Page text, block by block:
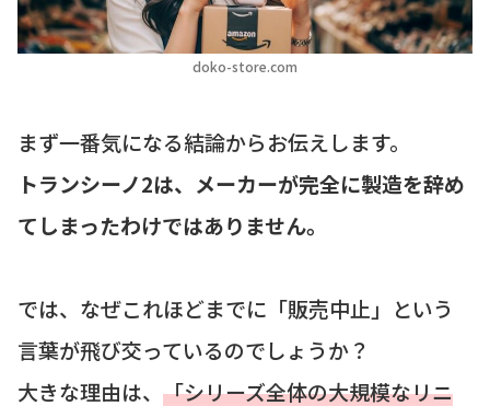
doko-store.com
まず一番気になる結論からお伝えします。
トランシーノ2は、メーカーが完全に製造を辞め
てしまったわけではありません。
では、なぜこれほどまでに「販売中止」という
言葉が飛び交っているのでしょうか？
大きな理由は、 「シリーズ全体の大規模なリニ